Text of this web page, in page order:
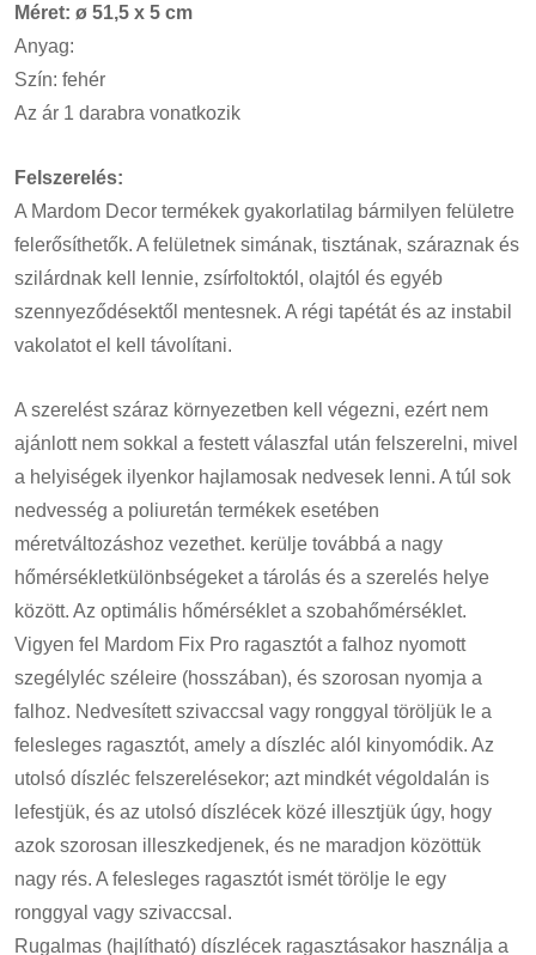
Méret: ø 51,5 x 5 cm
Anyag:
Szín: fehér
Az ár 1 darabra vonatkozik
Felszerelés:
A Mardom Decor termékek gyakorlatilag bármilyen felületre
felerősíthetők. A felületnek simának, tisztának, száraznak és
szilárdnak kell lennie, zsírfoltoktól, olajtól és egyéb
szennyeződésektől mentesnek. A régi tapétát és az instabil
vakolatot el kell távolítani.
A szerelést száraz környezetben kell végezni, ezért nem
ajánlott nem sokkal a festett válaszfal után felszerelni, mivel
a helyiségek ilyenkor hajlamosak nedvesek lenni. A túl sok
nedvesség a poliuretán termékek esetében
méretváltozáshoz vezethet. kerülje továbbá a nagy
hőmérsékletkülönbségeket a tárolás és a szerelés helye
között. Az optimális hőmérséklet a szobahőmérséklet.
Vigyen fel Mardom Fix Pro ragasztót a falhoz nyomott
szegélyléc széleire (hosszában), és szorosan nyomja a
falhoz. Nedvesített szivaccsal vagy ronggyal töröljük le a
felesleges ragasztót, amely a díszléc alól kinyomódik. Az
utolsó díszléc felszerelésekor; azt mindkét végoldalán is
lefestjük, és az utolsó díszlécek közé illesztjük úgy, hogy
azok szorosan illeszkedjenek, és ne maradjon közöttük
nagy rés. A felesleges ragasztót ismét törölje le egy
ronggyal vagy szivaccsal.
Rugalmas (hajlítható) díszlécek ragasztásakor használja a